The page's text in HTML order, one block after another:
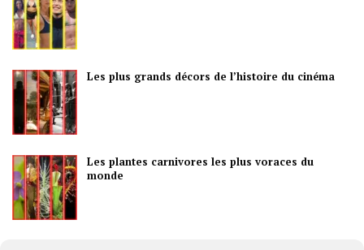
Les plus grands décors de l’histoire du cinéma
Les plantes carnivores les plus voraces du
monde